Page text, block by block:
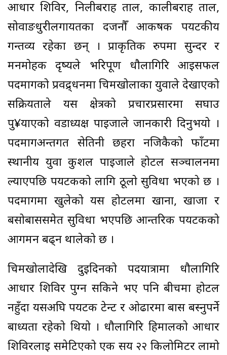
आधार शिविर, निलीबराह ताल, कालीबराह ताल,
सोवाङधुरीलगायतका दर्जनौँ आकर्षक पर्यटकीय
गन्तव्य रहेका छन् । प्राकृतिक रुपमा सुन्दर र
मनमोहक दृष्यले भरिपूर्ण धौलागिरि आइसफल
पदमार्गको प्रवद्र्धनमा चिमखोलाका युवाले देखाएको
सक्रियताले यस क्षेत्रको प्रचारप्रसारमा सघाउ
पु¥याएको वडाध्यक्ष पाइजाले जानकारी दिनुभयो ।
पदमार्गअन्तर्गत सेतिनी छहरा नजिकैको फाँटमा
स्थानीय युवा कुशल पाइजाले होटल सञ्चालनमा
ल्याएपछि पर्यटकको लागि ठूलो सुविधा भएको छ ।
पदमार्गमा खुलेको यस होटलमा खाना, खाजा र
बसोबाससमेत सुविधा भएपछि आन्तरिक पर्यटकको
आगमन बढ्न थालेको छ ।
चिमखोलादेखि दुईदिनको पदयात्रामा धौलागिरि
आधार शिविर पुग्न सकिने भए पनि बीचमा होटल
नहुँदा यसअघि पर्यटक टेन्ट र ओढारमा बास बस्नुपर्ने
बाध्यता रहेको थियो । धौलागिरि हिमालको आधार
शिविरलाई समेटिएको एक सय २२ किलोमिटर लामो